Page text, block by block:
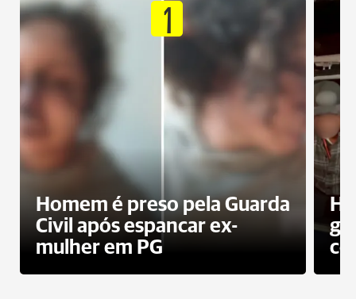
1
Homem é preso pela Guarda
Civil após espancar ex-
mulher em PG